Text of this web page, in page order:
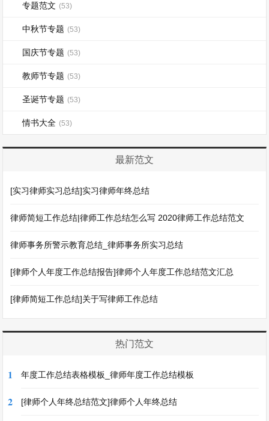
专题范文 (53)
中秋节专题 (53)
国庆节专题 (53)
教师节专题 (53)
圣诞节专题 (53)
情书大全 (53)
最新范文
[实习律师实习总结]实习律师年终总结
律师简短工作总结|律师工作总结怎么写 2020律师工作总结范文
律师事务所警示教育总结_律师事务所实习总结
[律师个人年度工作总结报告]律师个人年度工作总结范文汇总
[律师简短工作总结]关于写律师工作总结
热门范文
1 年度工作总结表格模板_律师年度工作总结模板
2 [律师个人年终总结范文]律师个人年终总结